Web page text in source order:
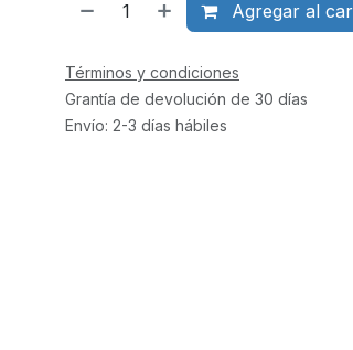
Agregar al
Términos y condiciones
Grantía de devolución de 30 días
Envío: 2-3 días hábiles